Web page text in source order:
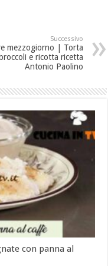
Successivo
mezzogiorno | Torta
e ricotta ricetta
Antonio Paolino
con panna al